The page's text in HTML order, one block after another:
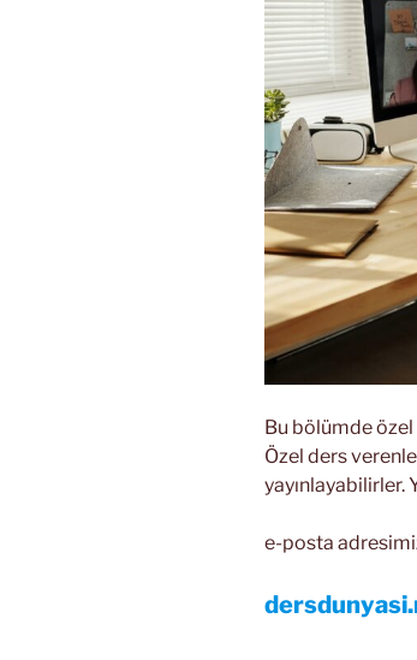
Bu bölümde özel
Özel ders
yayınlayabilirler.
e-posta